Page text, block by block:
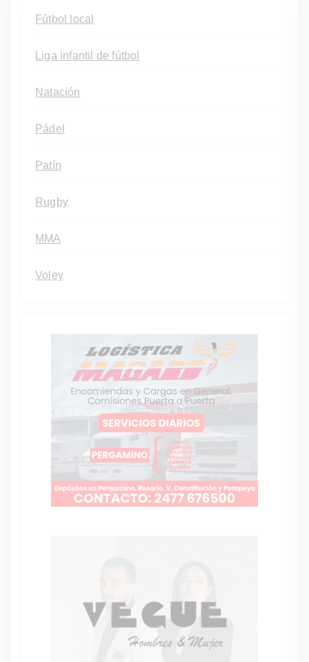
Fútbol local
Liga infantil de fútbol
Natación
Pádel
Patín
Rugby
MMA
Voley